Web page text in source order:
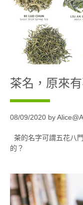
茶名，原來
08/09/2020 by
茶的名字可謂五花八
的？